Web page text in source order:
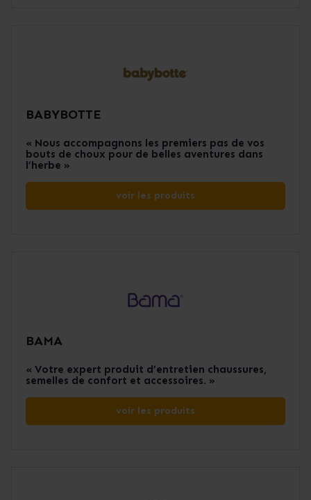
BABYBOTTE
« Nous accompagnons les premiers pas de vos
bouts de choux pour de belles aventures dans
l’herbe »
voir les produits
BAMA
« Votre expert produit d’entretien chaussures,
semelles de confort et accessoires. »
voir les produits